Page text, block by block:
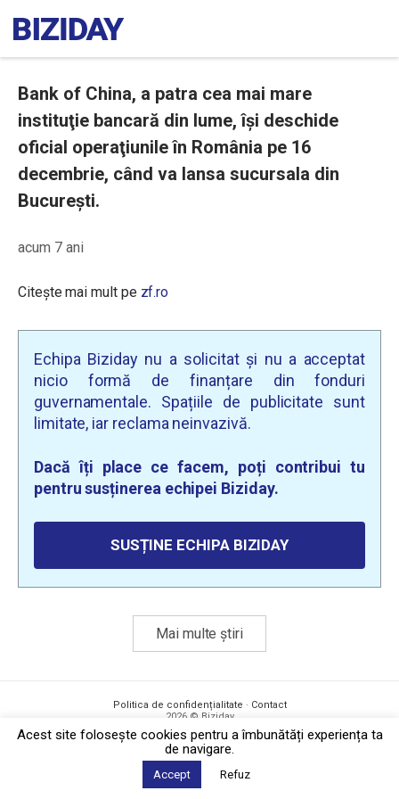
Bank of China, a patra cea mai mare
instituţie bancară din lume, își deschide
oficial operaţiunile în România pe 16
decembrie, când va lansa sucursala din
București.
acum 7 ani
Citește mai mult pe zf.ro
Echipa Biziday nu a solicitat și nu a acceptat
nicio formă de finanțare din fonduri
guvernamentale. Spațiile de publicitate sunt
limitate, iar reclama neinvazivă.
Dacă îți place ce facem, poți contribui tu
pentru susținerea echipei Biziday.
SUSȚINE ECHIPA BIZIDAY
Mai multe știri
Politica de confidențialitate · Contact
2026 © Biziday
Acest site foloseşte cookies pentru a îmbunătăți experiența ta
de navigare.
Accept Refuz